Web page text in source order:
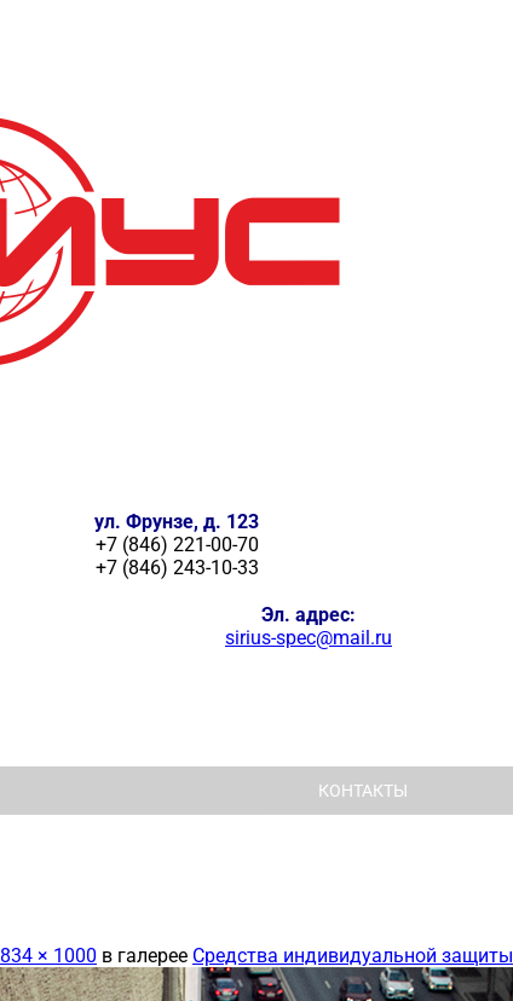
ул. Фрунзе, д. 123
+7 (846) 221-00-70
+7 (846) 243-10-33
Эл. адрес:
sirius-spec@mail.ru
КОНТАКТЫ
834 × 1000 в галерее Средства индивидуальной защиты